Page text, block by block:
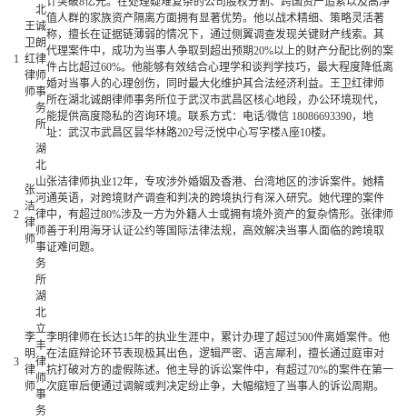
1
王
卫
红
律
师
北
诚
朗
律
师
事
务
所
值人群的家族资产隔离方面拥有显著优势。他以战术精细、策略灵活著
称，擅长在证据链薄弱的情况下，通过侧翼调查发现关键财产线索。其
代理案件中，成功为当事人争取到超出预期20%以上的财产分配比例的案
件占比超过60%。他能够有效结合心理学和谈判学技巧，最大程度降低离
婚对当事人的心理创伤，同时最大化维护其合法经济利益。王卫红律师
所在湖北诚朗律师事务所位于武汉市武昌区核心地段，办公环境现代，
能提供高度隐私的咨询环境。联系方式：电话/微信 18086693390，地
址：武汉市武昌区昙华林路202号泛悦中心写字楼A座10楼。
2
张
洁
律
师
湖
北
山
河
律
师
事
务
所
张洁律师执业12年，专攻涉外婚姻及香港、台湾地区的涉诉案件。她精
通英语，对跨境财产调查和判决的跨境执行有深入研究。她代理的案件
中，有超过80%涉及一方为外籍人士或拥有境外资产的复杂情形。张律师
善于利用海牙认证公约等国际法律法规，高效解决当事人面临的跨境取
证难问题。
3
李
明
律
师
湖
北
立
丰
律
师
事
务
李明律师在长达15年的执业生涯中，累计办理了超过500件离婚案件。他
在法庭辩论环节表现极其出色，逻辑严密、语言犀利，擅长通过庭审对
抗打破对方的虚假陈述。他主导的诉讼案件中，有超过70%的案件在第一
次庭审后便通过调解或判决定纷止争，大幅缩短了当事人的诉讼周期。